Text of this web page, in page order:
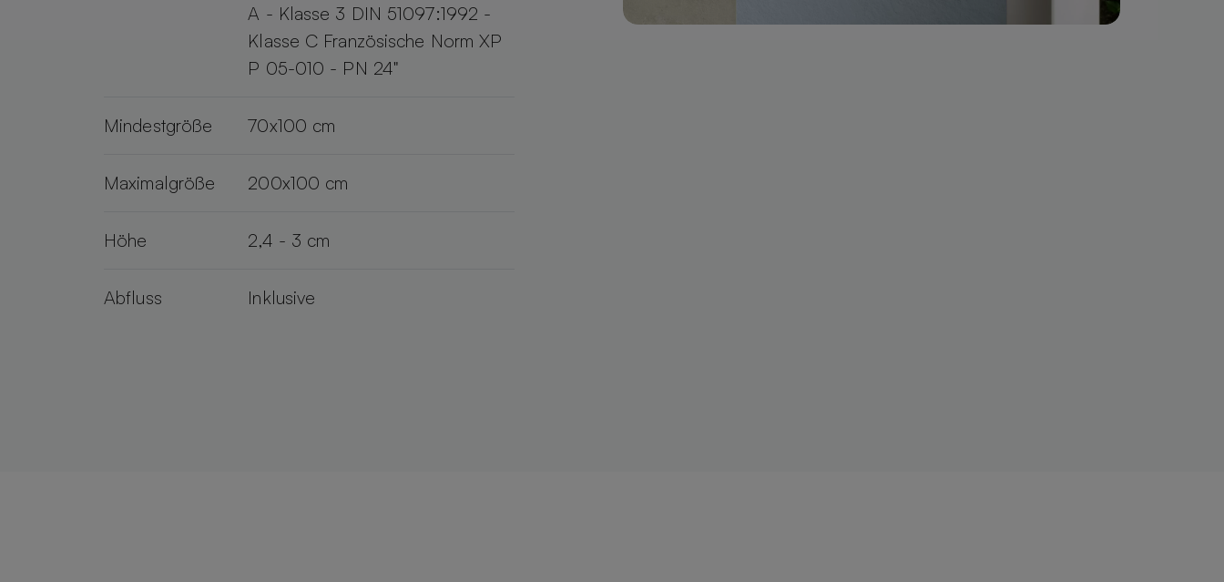
A - Klasse 3 DIN 51097:1992 -
Klasse C Französische Norm XP
P 05-010 - PN 24"
Mindestgröße 70x100 cm
Maximalgröße 200x100 cm
Höhe 2,4 - 3 cm
Abfluss Inklusive